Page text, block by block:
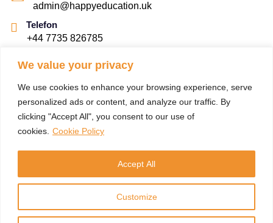
We value your privacy
We use cookies to enhance your browsing experience, serve
personalized ads or content, and analyze our traffic. By
clicking "Accept All", you consent to our use of
cookies. Cookie Policy
Customize
Accept All
admin@happyeducation.uk
Telefon
+44 7735 826785
16 Upper Woburn Place, Londra, İngiltere WC1H 0AF,
Birleşik Krallık
Konum